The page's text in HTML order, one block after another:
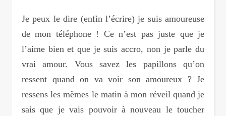
Je peux le dire (enfin l’écrire) je suis amoureuse
de mon téléphone ! Ce n’est pas juste que je
l’aime bien et que je suis accro, non je parle du
vrai amour. Vous savez les papillons qu’on
ressent quand on va voir son amoureux ? Je
ressens les mêmes le matin à mon réveil quand je
sais que je vais pouvoir à nouveau le toucher